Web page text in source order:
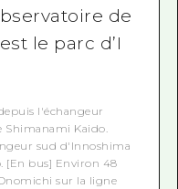
de
le parc d’I
l'échangeur
Kaido.
sud d'Innoshima
[En bus] Environ 48
sur la ligne